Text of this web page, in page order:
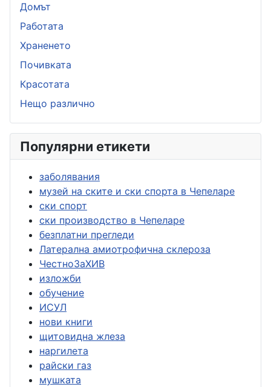
Домът
Работата
Храненето
Почивката
Красотата
Нещо различно
Популярни етикети
заболявания
музей на ските и ски спорта в Чепеларе
ски спорт
ски производство в Чепеларе
безплатни прегледи
Латерална амиотрофична склероза
ЧестноЗаХИВ
изложби
обучение
ИСУЛ
нови книги
щитовидна жлеза
наргилета
райски газ
мушката